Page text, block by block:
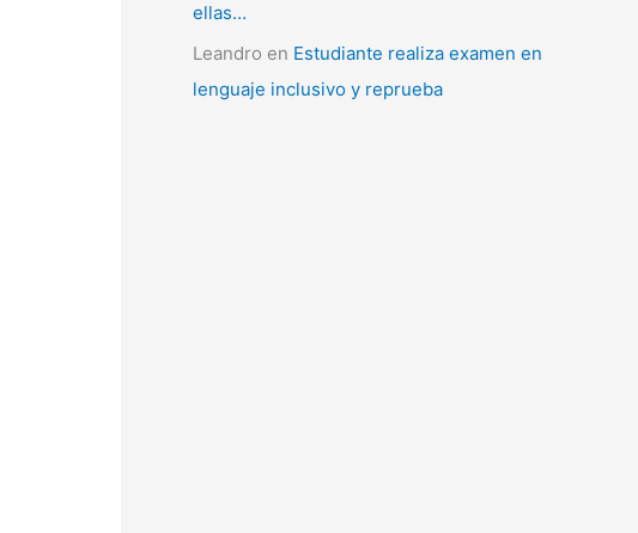
ellas…
Leandro en Estudiante realiza examen en
lenguaje inclusivo y reprueba